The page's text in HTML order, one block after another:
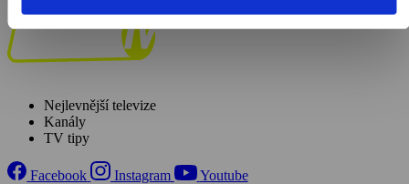
Nejlevnější televize
Kanály
TV tipy
Facebook Instagram
Youtube